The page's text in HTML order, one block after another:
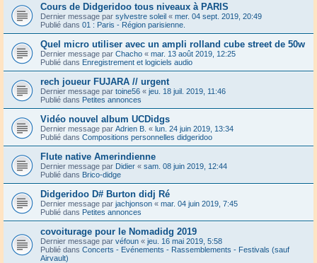
Cours de Didgeridoo tous niveaux à PARIS
Dernier message par sylvestre soleil « mer. 04 sept. 2019, 20:49
Publié dans 01 : Paris - Région parisienne.
Quel micro utiliser avec un ampli rolland cube street de 50w
Dernier message par Chacho « mar. 13 août 2019, 12:25
Publié dans Enregistrement et logiciels audio
rech joueur FUJARA // urgent
Dernier message par toine56 « jeu. 18 juil. 2019, 11:46
Publié dans Petites annonces
Vidéo nouvel album UCDidgs
Dernier message par Adrien B. « lun. 24 juin 2019, 13:34
Publié dans Compositions personnelles didgeridoo
Flute native Amerindienne
Dernier message par Didier « sam. 08 juin 2019, 12:44
Publié dans Brico-didge
Didgeridoo D# Burton didj Ré
Dernier message par jachjonson « mar. 04 juin 2019, 7:45
Publié dans Petites annonces
covoiturage pour le Nomadidg 2019
Dernier message par véfoun « jeu. 16 mai 2019, 5:58
Publié dans Concerts - Evénements - Rassemblements - Festivals (sauf
Airvault)